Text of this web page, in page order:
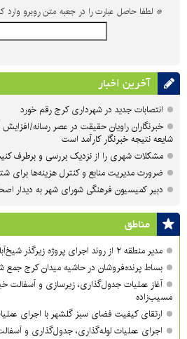
* لطفا حاصل عبارت را در جعبه متن روبرو وارد
آخرین اخبار
انتصابات جدید در شهرداری کرج رقم خورد
خبرنگاران راویان حقیقت در عصر رسانه/
شایعه نتیجه خبرنگار کارآمد است
مشکلات شهری را از نزدیک بررسی و برطرف
ضرورت مدیریت منابع و کنترل هزینه‌ها برای
دبیر کمیسیون فرهنگی شورای شهر به دیدار
مناطق
مدیر منطقه ۲ از روند اجرای پروژه زیرگذر شیخ‌آباد بازدید کرد
بساط پرنده‌فروشان در حاشیه میدان کرج جمع
آغاز عملیات جدول‌گذاری، زیرسازی و آسفالت
مسیب‌زاده
ارتقای کیفیت فضای سبز گلشهر با اجرای
اجرای عملیات لوله‌گذاری، جدول‌گذاری و